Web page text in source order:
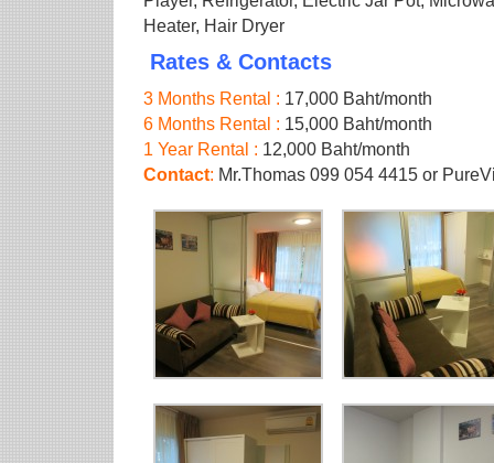
Heater, Hair Dryer
Rates & Contacts
3 Months Rental : 17,000 Baht/month
6 Months Rental : 15,000 Baht/month
1 Year Rental : 12,000 Baht/month
Contact: Mr.Thomas 099 054 4415 or